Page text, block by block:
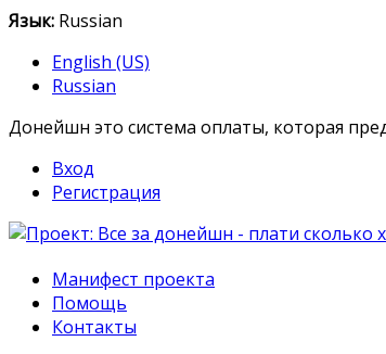
Язык: Russian
English (US)
Russian
Донейшн это система оплаты, которая
Вход
Регистрация
Манифест проекта
Помощь
Контакты